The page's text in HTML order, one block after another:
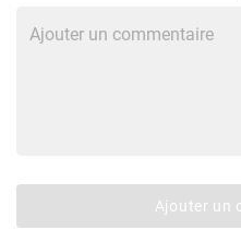
Ajouter un